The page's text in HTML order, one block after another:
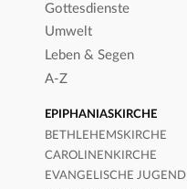
Gottesdienste
Umwelt
Leben & Segen
A-Z
EPIPHANIASKIRCHE
BETHLEHEMSKIRCHE
CAROLINENKIRCHE
EVANGELISCHE JUGEND